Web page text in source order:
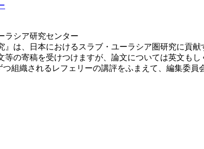
ラシア研究センター
』は、日本におけるスラブ・ユーラシア圏研究に貢
等の寄稿を受けつけますが、論文については英文も
つ組織されるレフェリーの講評をふまえて、編集委員